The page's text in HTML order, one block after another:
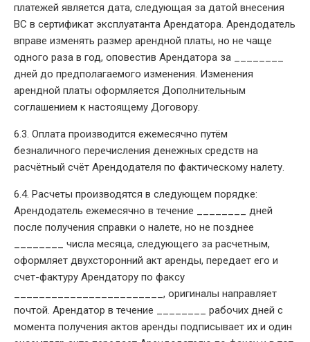
платежей является дата, следующая за датой внесения
ВС в сертификат эксплуатанта Арендатора. Арендодатель
вправе изменять размер арендной платы, но не чаще
одного раза в год, оповестив Арендатора за ________
дней до предполагаемого изменения. Изменения
арендной платы оформляется Дополнительным
соглашением к настоящему Договору.
6.3. Оплата производится ежемесячно путём
безналичного перечисления денежных средств на
расчётный счёт Арендодателя по фактическому налету.
6.4. Расчеты производятся в следующем порядке:
Арендодатель ежемесячно в течение ________ дней
после получения справки о налете, но не позднее
________ числа месяца, следующего за расчетным,
оформляет двухсторонний акт аренды, передает его и
счет-фактуру Арендатору по факсу
________________________, оригиналы направляет
почтой. Арендатор в течение ________ рабочих дней с
момента получения актов аренды подписывает их и один